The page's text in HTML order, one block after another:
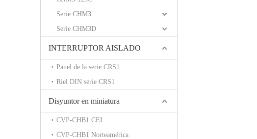
Serie CHM3
Serie CHM3D
INTERRUPTOR AISLADO
Panel de la serie CRS1
Riel DIN serie CRS1
Disyuntor en miniatura
CVP-CHB1 CEI
CVP-CHB1 Norteamérica